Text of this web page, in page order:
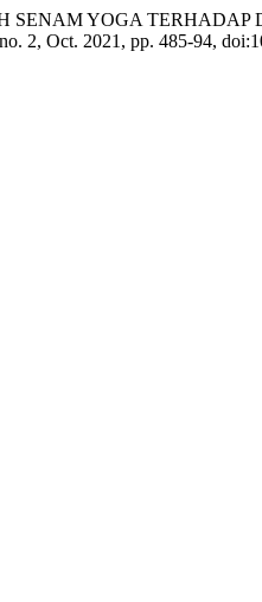
SENAM YOGA
2, Oct. 2021, pp. 485-94,